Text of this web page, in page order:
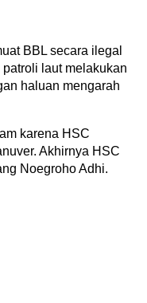
BBL secara ilegal
laut melakukan
haluan mengarah
karena HSC
Akhirnya HSC
Noegroho Adhi.